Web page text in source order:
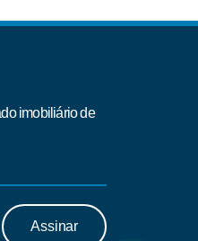
imobiliário de
Assinar